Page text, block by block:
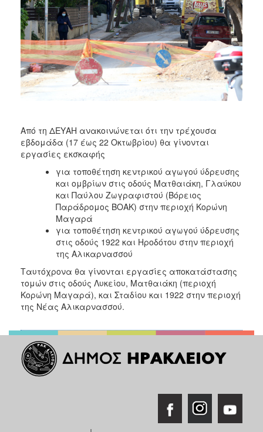
2011
2010
2006
ΠΟΛΙΤΙΣΜΟΣ
ΑΝΘΕΚΤΙΚΗ
Από τη ΔΕΥΑΗ ανακοινώνεται ότι την τρέχουσα
εβδομάδα (17 έως 22 Οκτωβρίου) θα γίνονται
εργασίες εκσκαφής
για τοποθέτηση κεντρικού αγωγού ύδρευσης
και ομβρίων στις οδούς Ματθαιάκη, Γλαύκου
και Παύλου Ζωγραφιστού (Βόρειος
Παράδρομος ΒΟΑΚ) στην περιοχή Κορώνη
Μαγαρά
για τοποθέτηση κεντρικού αγωγού ύδρευσης
στις οδούς 1922 και Ηροδότου στην περιοχή
της Αλικαρνασσού
Ταυτόχρονα θα γίνονται εργασίες αποκατάστασης
τομών στις οδούς Λυκείου, Ματθαιάκη (περιοχή
Κορώνη Μαγαρά), και Σταδίου και 1922 στην περιοχή
της Νέας Αλικαρνασσού.